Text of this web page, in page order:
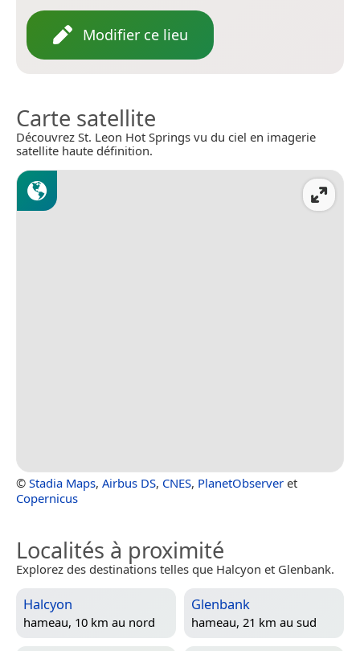
Modifier ce lieu
Carte satellite
Découvrez St. Leon Hot Springs vu du ciel en imagerie
satellite haute définition.
© Stadia Maps, Airbus DS, CNES, PlanetObserver et
Copernicus
Localités à proximité
Explorez des destinations telles que Halcyon et Glenbank.
Halcyon
hameau, 10 km au nord
Glenbank
hameau, 21 km au sud